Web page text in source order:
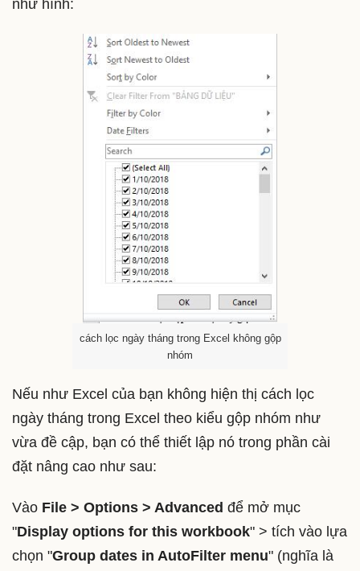
như hình:
cách lọc ngày tháng trong Excel không gộp
nhóm
Nếu như Excel của bạn không hiện thị cách lọc
ngày tháng trong Excel theo kiểu gộp nhóm như
vừa đề cập, bạn có thể thiết lập nó trong phần cài
đặt nâng cao như sau:
Vào File > Options > Advanced để mở mục
"Display options for this workbook" > tích vào lựa
chọn "Group dates in AutoFilter menu" (nghĩa là